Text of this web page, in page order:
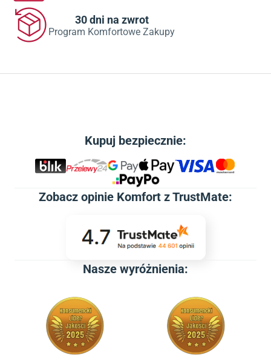
30 dni na zwrot
Program Komfortowe Zakupy
Kupuj bezpiecznie:
Zobacz opinie Komfort z TrustMate:
Nasze wyróżnienia: